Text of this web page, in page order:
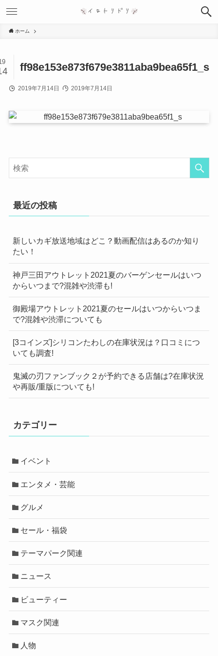
ホーム
ff98e153e873f679e3811aba9bea65f1_s
2019年7月14日 2019年7月14日
最近の投稿
新しいカギ放送地域はどこ？動画配信はあるのか知り
たい！
神戸三田アウトレット2021夏のバーゲンセールはいつ
からいつまで?混雑や渋滞も!
御殿場アウトレット2021夏のセールはいつからいつま
で?混雑や渋滞についても
[3コインズ]シリコンたわしの在庫状況は？口コミにつ
いても調査!
鬼滅の刃ファンブック２が予約できる店舗は?在庫状況
や再販/重版についても!
カテゴリー
イベント
エンタメ・芸能
グルメ
セール・福袋
テーマパーク関連
ニュース
ビューティー
マスク関連
人物